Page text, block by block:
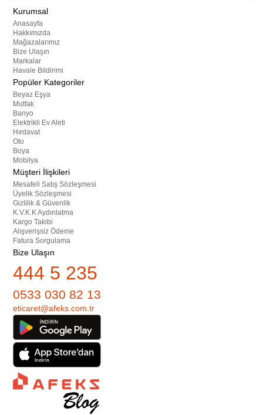
Kurumsal
Anasayfa
Hakkımızda
Mağazalarımız
Bize Ulaşın
Markalar
Havale Bildirimi
Popüler Kategoriler
Beyaz Eşya
Mutfak
Banyo
Elektrikli Ev Aleti
Hırdavat
Oto
Boya
Mobilya
Müşteri İlişkileri
Mesafeli Satış Sözleşmesi
Üyelik Sözleşmesi
Gizlilik & Güvenlik
K.V.K.K Aydınlatma
Kargo Takibi
Alışverişsiz Ödeme
Fatura Sorgulama
Bize Ulaşın
444 5 235
0533 030 82 13
eticaret@afeks.com.tr